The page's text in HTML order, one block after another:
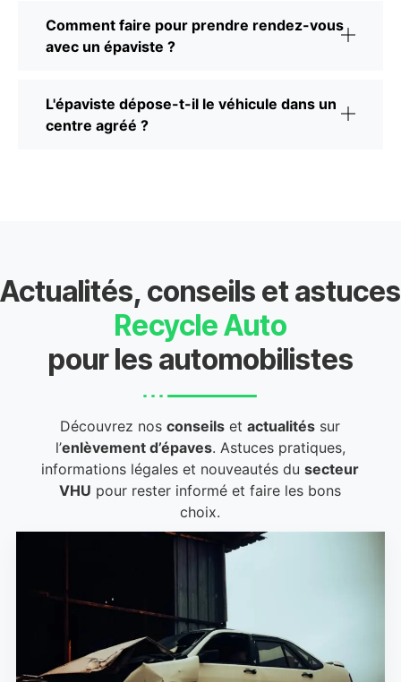
Comment faire pour prendre rendez-vous
avec un épaviste ?
L'épaviste dépose-t-il le véhicule dans un
centre agréé ?
Actualités, conseils et astuces
Recycle Auto
pour les automobilistes
Découvrez nosconseils etactualités sur
l’enlèvement d’épaves. Astuces pratiques,
informations légales et nouveautés dusecteur
VHU pour rester informé et faire les bons
choix.